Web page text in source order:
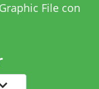
File con